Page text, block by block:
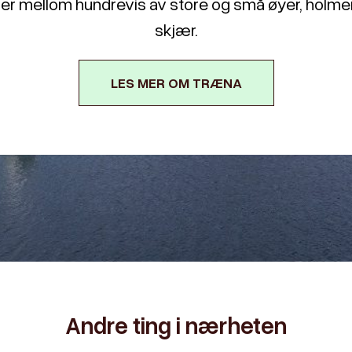
skjær.
LES MER OM TRÆNA
Andre ting i nærheten